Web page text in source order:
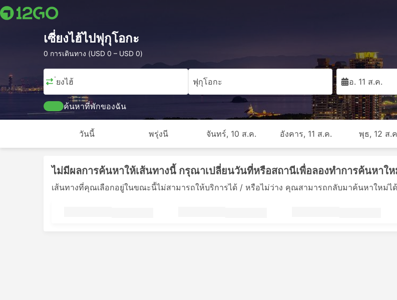
เซี่ยงไฮ้ไปฟุกุโอกะ
0 การเดินทาง (USD 0 – USD 0)
เซี่ยงไฮ้ ฟุกุโอกะ อ. 11 ส.ค.
ค้นหาที่พักของฉัน
วันนี้ พรุ่งนี จันทร์, 10 ส.ค. อังคาร, 11 ส.ค. พุธ, 12 ส.
ไม่มีผลการค้นหาให้เส้นทางนี้ กรุณาเปลี่ยนวันที่หรือสถานีเพื่อลองทำการค้นหาใ
เส้นทางที่คุณเลือกอยู่ในขณะนี้ไม่สามารถให้บริการได้ / หรือไม่ว่าง คุณสามารถกลับมาค้นหาใหม่